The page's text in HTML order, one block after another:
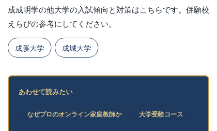
成成明学の他大学の入試傾向と対策はこちらです。併願校
えらびの参考にしてください。
成蹊大学 成城大学
あわせて読みたい
なぜプロのオンライン家庭教師か 大学受験コース